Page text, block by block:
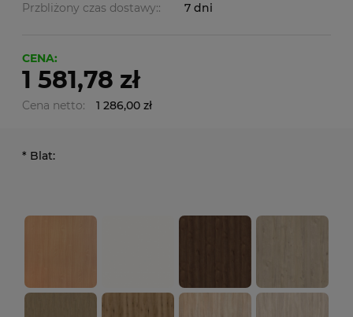
Przbliżony czas dostawy::
7 dni
CENA:
1 581,78 zł
Cena netto: 1 286,00 zł
* Blat: